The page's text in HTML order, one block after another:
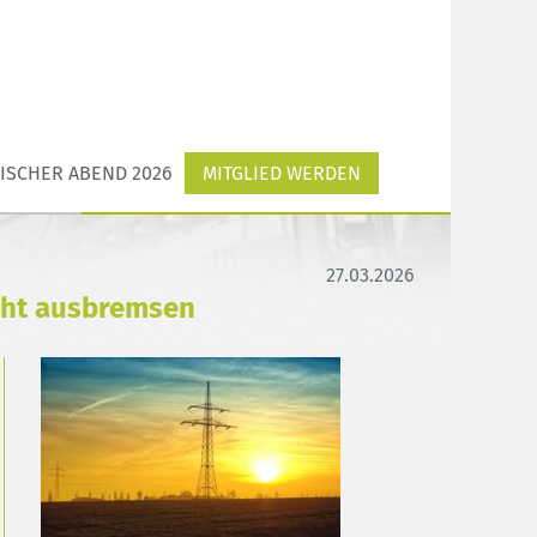
ABEND 2026 MITGLIED WERDEN
27.03.2026
ausbremsen